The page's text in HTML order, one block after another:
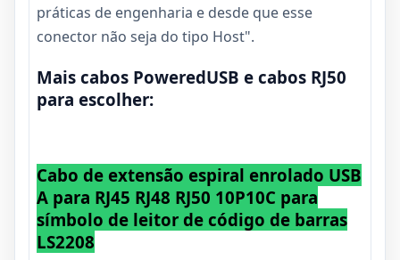
práticas de engenharia e desde que esse
conector não seja do tipo Host".
Mais cabos PoweredUSB e cabos RJ50
para escolher:
Cabo de extensão espiral enrolado USB
A para RJ45 RJ48 RJ50 10P10C para
símbolo de leitor de código de barras
LS2208